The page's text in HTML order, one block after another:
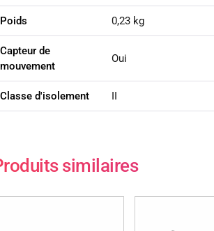
Poids 0,23 kg
Capteur de
mouvement
Oui
Classe d'isolement
similaires